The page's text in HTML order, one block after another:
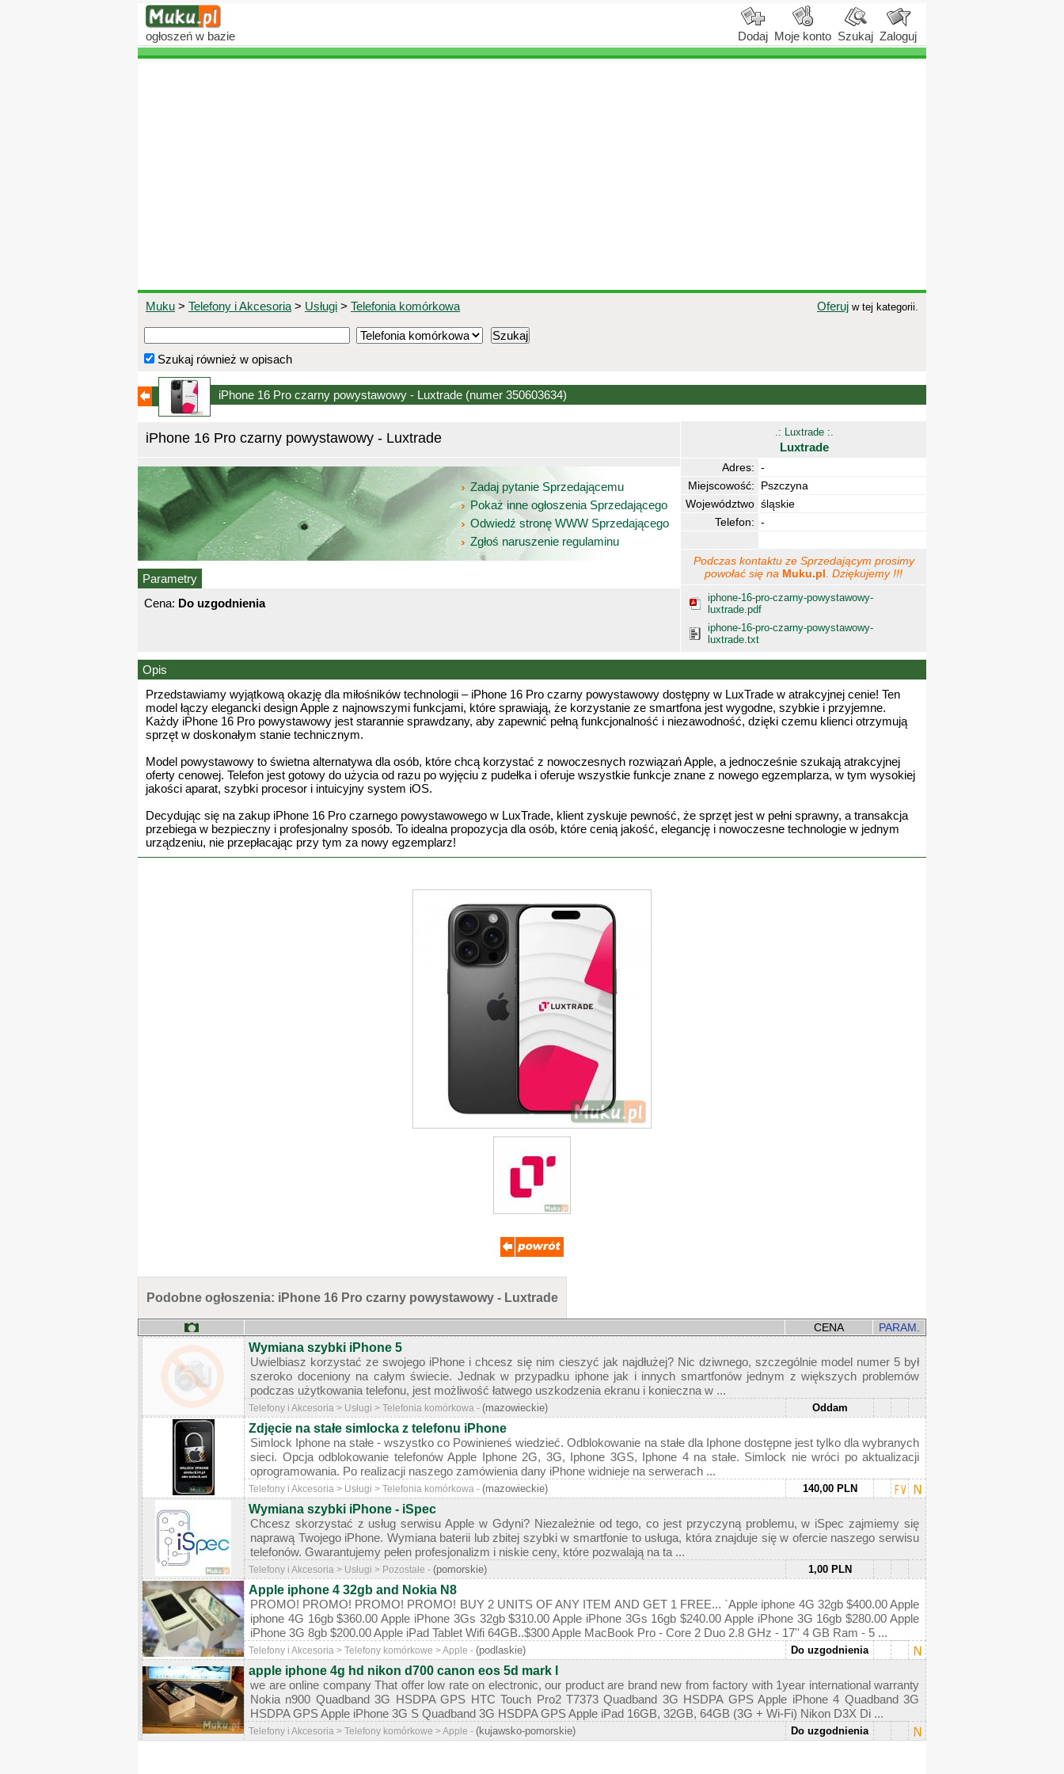
ogłoszeń w bazie Dodaj Moje konto Szukaj Zaloguj
Muku > Telefony i Akcesoria > Usługi > Telefonia komórkowa Oferuj w tej kategorii.
Szukaj również w opisach
iPhone 16 Pro czarny powystawowy - Luxtrade (numer 350603634)
iPhone 16 Pro czarny powystawowy - Luxtrade
Zadaj pytanie Sprzedającemu
Pokaż inne ogłoszenia Sprzedającego
Odwiedź stronę WWW Sprzedającego
Zgłoś naruszenie regulaminu
Parametry
Cena: Do uzgodnienia
.: Luxtrade :.
Luxtrade
Adres: -
Miejscowość:
Pszczyna
Województwo śląskie
Telefon: -
Podczas kontaktu ze Sprzedającym prosimy
powołać się na Muku.pl . Dziękujemy !!!
iphone-16-pro-czarny-powystawowy-
luxtrade.pdf
iphone-16-pro-czarny-powystawowy-
luxtrade.txt
Opis
Przedstawiamy wyjątkową okazję dla miłośników technologii – iPhone 16 Pro czarny powystawowy dostępny w LuxTrade w atrakcyjnej cenie! Ten
model łączy elegancki design Apple z najnowszymi funkcjami, które sprawiają, że korzystanie ze smartfona jest wygodne, szybkie i przyjemne.
Każdy iPhone 16 Pro powystawowy jest starannie sprawdzany, aby zapewnić pełną funkcjonalność i niezawodność, dzięki czemu klienci otrzymują
sprzęt w doskonałym stanie technicznym.
Model powystawowy to świetna alternatywa dla osób, które chcą korzystać z nowoczesnych rozwiązań Apple, a jednocześnie szukają atrakcyjnej
oferty cenowej. Telefon jest gotowy do użycia od razu po wyjęciu z pudełka i oferuje wszystkie funkcje znane z nowego egzemplarza, w tym wysokiej
jakości aparat, szybki procesor i intuicyjny system iOS.
Decydując się na zakup iPhone 16 Pro czarnego powystawowego w LuxTrade, klient zyskuje pewność, że sprzęt jest w pełni sprawny, a transakcja
przebiega w bezpieczny i profesjonalny sposób. To idealna propozycja dla osób, które cenią jakość, elegancję i nowoczesne technologie w jednym
urządzeniu, nie przepłacając przy tym za nowy egzemplarz!
Podobne ogłoszenia: iPhone 16 Pro czarny powystawowy - Luxtrade
CENA PARAM.
Wymiana szybki iPhone 5
Uwielbiasz korzystać ze swojego iPhone i chcesz się nim cieszyć jak najdłużej? Nic dziwnego, szczególnie model numer 5 był
szeroko doceniony na całym świecie. Jednak w przypadku iphone jak i innych smartfonów jednym z większych problemów
podczas użytkowania telefonu, jest możliwość łatwego uszkodzenia ekranu i konieczna w ...
Telefony i Akcesoria > Usługi > Telefonia komórkowa - (mazowieckie) Oddam
Zdjęcie na stałe simlocka z telefonu iPhone
Simlock Iphone na stałe - wszystko co Powinieneś wiedzieć. Odblokowanie na stałe dla Iphone dostępne jest tylko dla wybranych
sieci. Opcja odblokowanie telefonów Apple Iphone 2G, 3G, Iphone 3GS, Iphone 4 na stałe. Simlock nie wróci po aktualizacji
oprogramowania. Po realizacji naszego zamówienia dany iPhone widnieje na serwerach ...
Telefony i Akcesoria > Usługi > Telefonia komórkowa - (mazowieckie) 140,00 PLN
Wymiana szybki iPhone - iSpec
Chcesz skorzystać z usług serwisu Apple w Gdyni? Niezależnie od tego, co jest przyczyną problemu, w iSpec zajmiemy się
naprawą Twojego iPhone. Wymiana baterii lub zbitej szybki w smartfonie to usługa, która znajduje się w ofercie naszego serwisu
telefonów. Gwarantujemy pełen profesjonalizm i niskie ceny, które pozwalają na ta ...
Telefony i Akcesoria > Usługi > Pozostałe - (pomorskie) 1,00 PLN
Apple iphone 4 32gb and Nokia N8
PROMO! PROMO! PROMO! PROMO! BUY 2 UNITS OF ANY ITEM AND GET 1 FREE... `Apple iphone 4G 32gb $400.00 Apple
iphone 4G 16gb $360.00 Apple iPhone 3Gs 32gb $310.00 Apple iPhone 3Gs 16gb $240.00 Apple iPhone 3G 16gb $280.00 Apple
iPhone 3G 8gb $200.00 Apple iPad Tablet Wifi 64GB..$300 Apple MacBook Pro - Core 2 Duo 2.8 GHz - 17'' 4 GB Ram - 5 ...
Telefony i Akcesoria > Telefony komórkowe > Apple - (podlaskie) Do uzgodnienia
apple iphone 4g hd nikon d700 canon eos 5d mark l
we are online company That offer low rate on electronic, our product are brand new from factory with 1year international warranty
Nokia n900 Quadband 3G HSDPA GPS HTC Touch Pro2 T7373 Quadband 3G HSDPA GPS Apple iPhone 4 Quadband 3G
HSDPA GPS Apple iPhone 3G S Quadband 3G HSDPA GPS Apple iPad 16GB, 32GB, 64GB (3G + Wi-Fi) Nikon D3X Di ...
Telefony i Akcesoria > Telefony komórkowe > Apple - (kujawsko-pomorskie) Do uzgodnienia